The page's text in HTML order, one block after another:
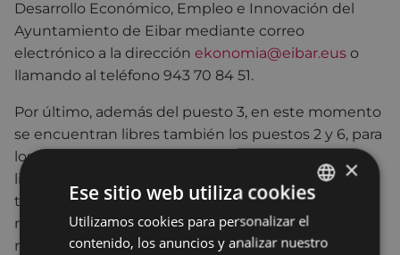
Desarrollo Económico, Empleo e Innovación del
Ayuntamiento de Eibar mediante correo
electrónico a la dirección ekonomia@eibar.eus o
llamando al teléfono 943 70 84 51.
Por último, además del puesto 3, en este momento
se encuentran libres también los puestos 2 y 6, para
los que se puede poner en marcha el proceso de
licitación. El segundo puesto desde la izquierda
tiene una superficie total de 16,38 m2(local de 12,28
m
y almacén de 4,10 m 2) y un canon mínimo
mensual de 200,65 euros. El puesto 6, situado en el
BASQUE
SPANISH
×
Ese sitio web utiliza cookies
Utilizamos cookies para personalizar el
contenido, los anuncios y analizar nuestro